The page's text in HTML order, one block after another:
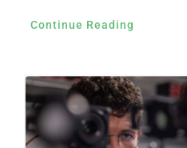
Continue Reading